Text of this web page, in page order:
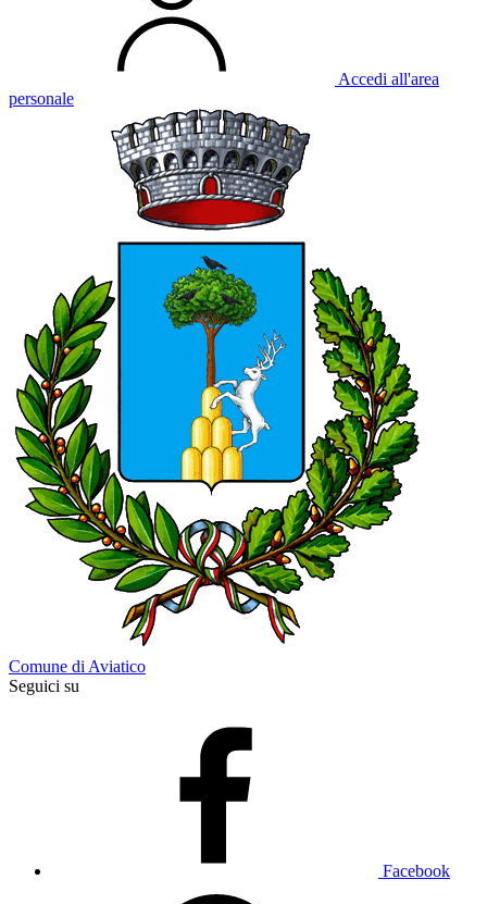
Accedi all'area
personale
Comune di Aviatico
Seguici su
Facebook